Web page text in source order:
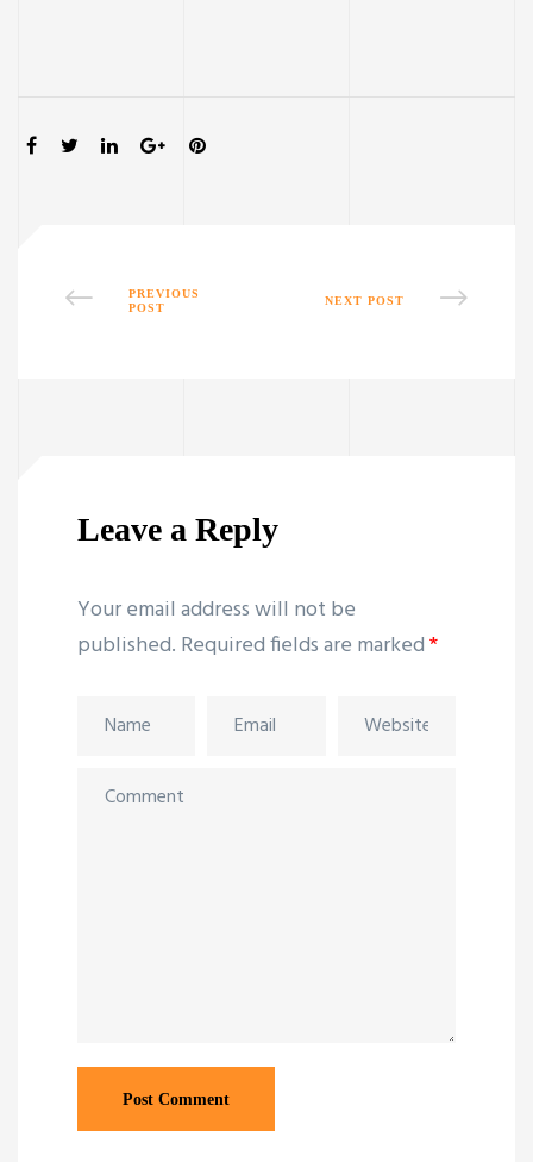
SHARE:
PREVIOUS
POST
NEXT POST
Leave a Reply
Your email address will not be
published. Required fields are marked*
and